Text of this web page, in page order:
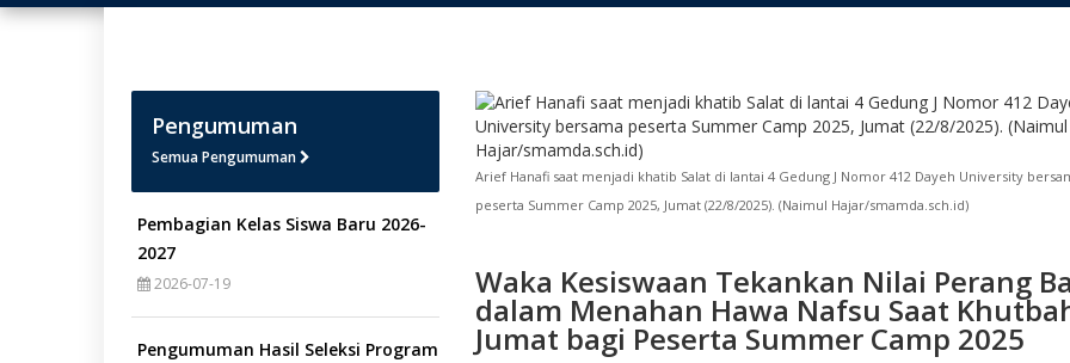
Pengumuman
Semua Pengumuman
Pembagian Kelas Siswa Baru 2026-
2027
2026-07-19
Pengumuman Hasil Seleksi Program
Arief Hanafi saat menjadi khatib Salat di lantai 4 Gedung J Nomor 412 Dayeh University
peserta Summer Camp 2025, Jumat (22/8/2025). (Naimul Hajar/smamda.sch.id)
Waka Kesiswaan Tekankan Nilai Perang
dalam Menahan Hawa Nafsu Saat
Jumat bagi Peserta Summer Camp 2025